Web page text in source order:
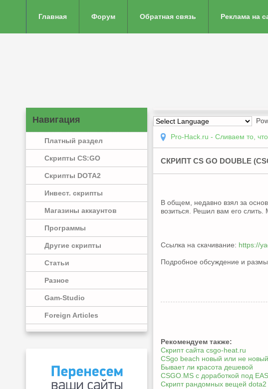
Главная Форум Обратная связь Реклама на
Навигация
Платный раздел
Скрипты CS:GO
Скрипты DOTA2
Инвест. скрипты
Магазины аккаунтов
Программы
Другие скрипты
Статьи
Разное
Gam-Studio
Foreign Articles
Pro-Hack.ru - Сливаем то,
СКРИПТ СS GO DOUBLE
В общем, недавно взял за
возиться. Решил вам его
Ссылка на скачивание: https://
Подробное обсуждение и
Рекомендуем также:
Скрипт сайта csgo-heat.ru
CSgo beach новый или не
Бывает ли красота дешевой
CSGO.MS с доработкой под
Скрипт рандомных вещей dota2